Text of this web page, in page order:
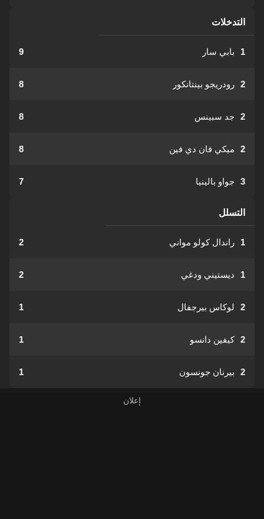
التدخلات
1 بابي سار 9
2 رودريجو بينتانكور 8
2 جد سبينس 8
2 ميكي فان دي فين 8
3 جواو بالينيا 7
التسلل
1 راندال كولو مواني 2
1 ديستيني ودغي 2
2 لوكاس بيرجفال 1
2 كيفين دانسو 1
2 بيرنان جونسون 1